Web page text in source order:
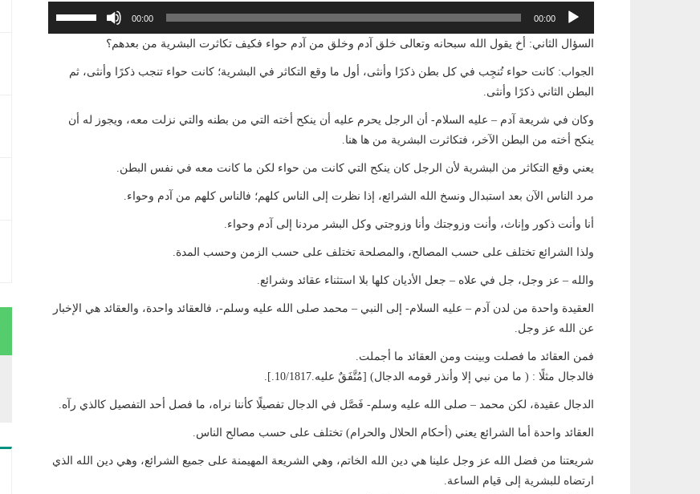
مشغل
الصوت
00:00
00:00
السؤال الثاني: أخ يقول الله سبحانه وتعالى خلق آدم وخلق من آدم حواء فكيف تكاثرت البشرية من بعدهم؟
الجواب: كانت حواء تُنجِب في كل بطن ذكرًا وأنثى، أول ما وقع التكاثر في البشرية؛ كانت حواء تنجب ذكرًا وأنثى، ثم
البطن الثاني ذكرًا وأنثى.
وكان في شريعة آدم – عليه السلام- أن الرجل يحرم عليه أن ينكح أخته التي من بطنه والتي نزلت معه، ويجوز له أن
ينكح أخته من البطن الآخر، فتكاثرت البشرية من ها هنا.
يعني وقع التكاثر من البشرية لأن الرجل كان ينكح التي كانت من حواء لكن ما كانت معه في نفس البطن.
مرد الناس الآن بعد استبدال ونسخ الله الشرائع، إذا نظرت إلى الناس كلهم؛ فالناس كلهم من آدم وحواء.
أنا وأنت ذكور وإناث، وأنت وزوجتك وأنا وزوجتي وكل البشر مردنا إلى آدم وحواء.
ولذا الشرائع تختلف على حسب المصالح، والمصلحة تختلف على حسب الزمن وحسب المدة.
والله – عز وجل، جل في علاه – جعل الأديان كلها بلا استثناء عقائد وشرائع.
العقيدة واحدة من لدن آدم – عليه السلام- إلى النبي – محمد صلى الله عليه وسلم-، فالعقائد واحدة، والعقائد هي الإخبار
عن الله عز وجل.
فمن العقائد ما فصلت وبينت ومن العقائد ما أجملت.
فالدجال مثلًا : ( ما من نبي إلا وأنذر قومه الدجال) [مُتَّفَقٌ عليه.10/1817.].
الدجال عقيدة، لكن محمد – صلى الله عليه وسلم- فَصَّل في الدجال تفصيلًا كأننا نراه، ما فصل أحد التفصيل كالذي رآه.
العقائد واحدة أما الشرائع يعني (أحكام الحلال والحرام) تختلف على حسب مصالح الناس.
شريعتنا من فضل الله عز وجل علينا هي دين الله الخاتم، وهي الشريعة المهيمنة على جميع الشرائع، وهي دين الله الذي
ارتضاه للبشرية إلى قيام الساعة.